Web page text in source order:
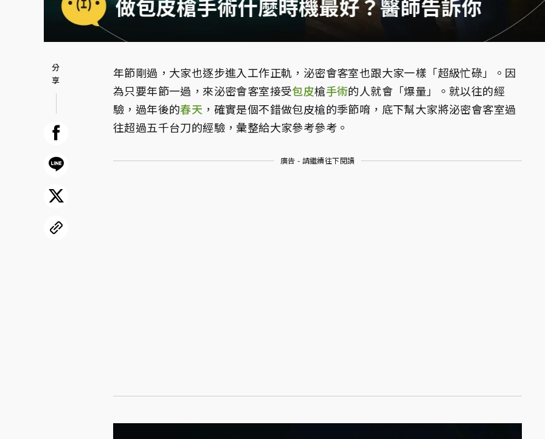
年節剛過，大家也逐步進入工作正軌，泌密會客室也跟大家一樣「超級忙碌」。因
為只要年節一過，來泌密會客室接受包皮槍手術的人就會「爆量」。就以往的經
驗，過年後的春天 ，確實是個不錯做包皮槍的季節唷，底下幫大家將泌密會客室過
往超過五千台刀的經驗，彙整給大家參考參考。
廣告 - 請繼續往下閱讀